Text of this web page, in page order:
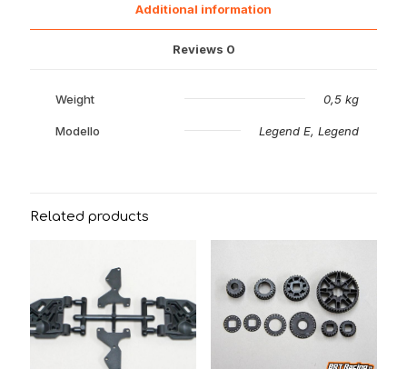
Additional information
Reviews 0
Weight 0,5 kg
Modello Legend E, Legend
Related products